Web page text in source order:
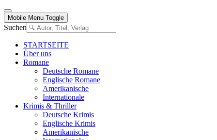
Mobile Menu Toggle
Suchen
STARTSEITE
Über uns
Romane
Deutsche Romane
Englische Romane
Amerikanische
Internationale
Krimis & Thriller
Deutsche Krimis
Englische Krimis
Amerikanische